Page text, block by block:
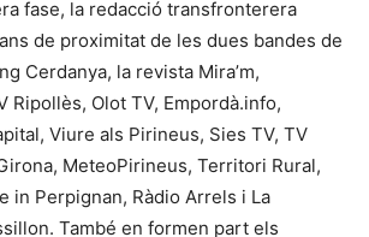
fase, la redacció transfronterera
de proximitat de les dues bandes de
Cerdanya, la revista Mira’m,
Ripollès, Olot TV, Empordà.info,
Viure als Pirineus, Sies TV, TV
MeteoPirineus, Territori Rural,
in Perpignan, Ràdio Arrels i La
També en formen part els